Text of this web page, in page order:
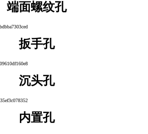
端面螺纹孔
扳手孔
沉头孔
内置孔